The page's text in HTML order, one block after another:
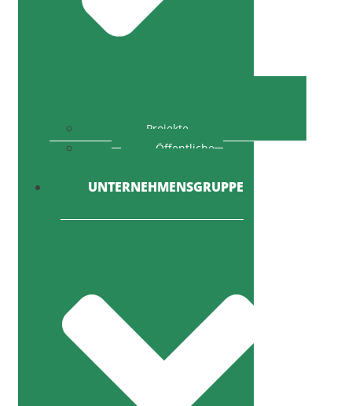
Projekte
Öffentliche
UNTERNEHMENSGRUPPE